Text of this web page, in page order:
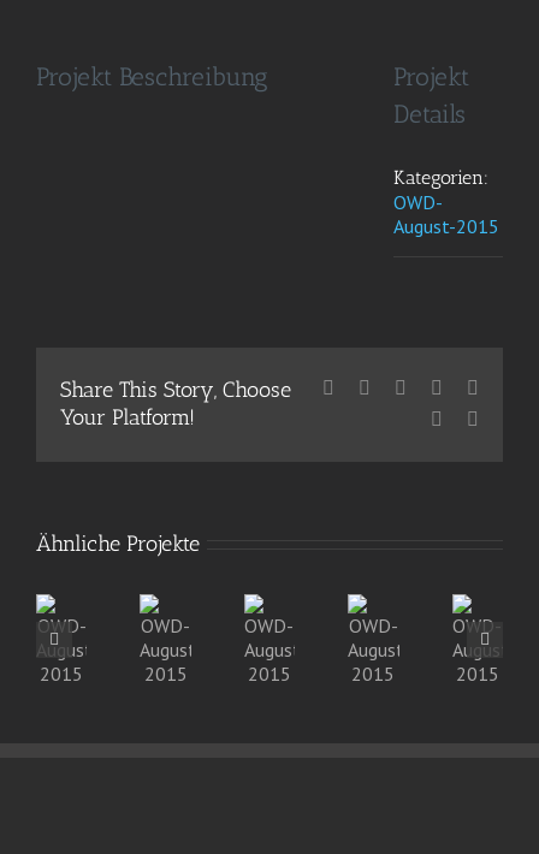
Projekt Beschreibung
Projekt
Details
Kategorien:
OWD-
August-2015
Share This Story, Choose
Your Platform!
Facebook Reddit LinkedIn
Pinterest
Ähnliche Projekte
OWD-
August-
OWD-
August-
OWD-
August-
OWD-
August-
OWD-
August-